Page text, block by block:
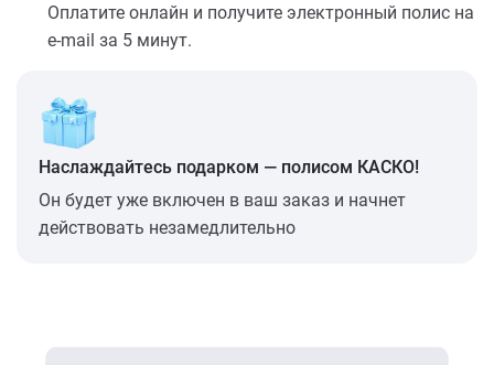
Оплатите онлайн и получите электронный полис на
e-mail за 5 минут.
Наслаждайтесь подарком — полисом КАСКО!
Он будет уже включен в ваш заказ и начнет
действовать незамедлительно